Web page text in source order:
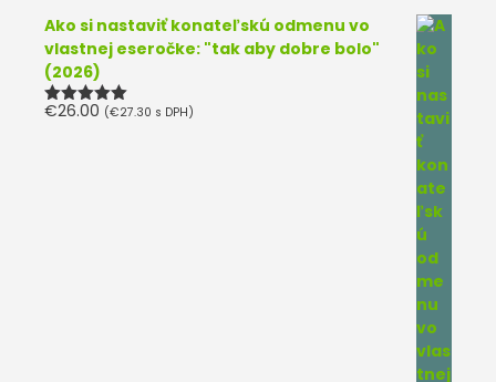
Ako si nastaviť konateľskú odmenu vo
vlastnej eseročke: "tak aby dobre bolo"
(2026)
Hodnotenie
€26.00 (€27.30 s DPH)